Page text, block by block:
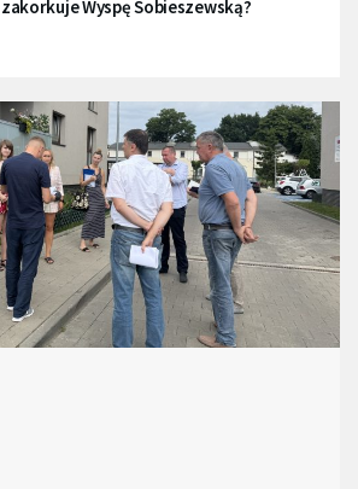
Wyspę Sobieszewską?